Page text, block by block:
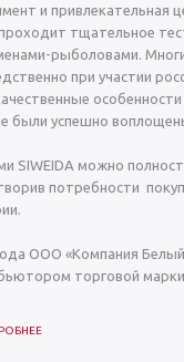
и привлекательная
тщательное
рыболовами.
при участии
были успешно
SIWEIDA можно
потребности
ООО «Компания
торговой марки